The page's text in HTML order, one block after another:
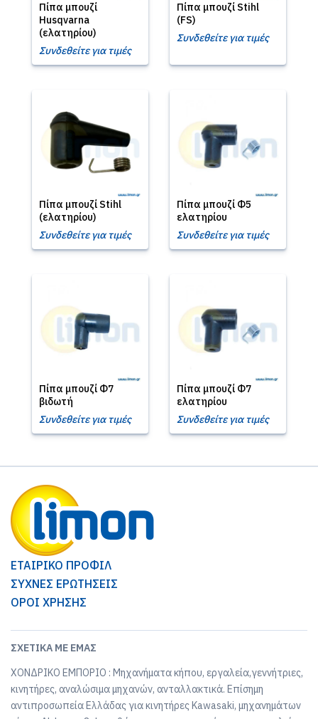
Πίπα μπουζί
Husqvarna
(ελατηρίου)
Συνδεθείτε για τιμές
Πίπα μπουζί Stihl
(FS)
Συνδεθείτε για τιμές
Πίπα μπουζί Stihl
(ελατηρίου)
Συνδεθείτε για τιμές
Πίπα μπουζί Φ5
ελατηρίου
Συνδεθείτε για τιμές
Πίπα μπουζί Φ7
βιδωτή
Συνδεθείτε για τιμές
Πίπα μπουζί Φ7
ελατηρίου
Συνδεθείτε για τιμές
ΕΤΑΙΡΙΚΟ ΠΡΟΦΙΛ
ΣΥΧΝΕΣ ΕΡΩΤΗΣΕΙΣ
ΟΡΟΙ ΧΡΗΣΗΣ
ΣΧΕΤΙΚΆ ΜΕ ΕΜΆΣ
ΧΟΝΔΡΙΚΟ ΕΜΠΟΡΙΟ : Μηχανήματα κήπου, εργαλεία,γεννήτριες,
κινητήρες, αναλώσιμα μηχανών, ανταλλακτικά. Επίσημη
αντιπροσωπεία Ελλάδας για κινητήρες Kawasaki, μηχανημάτων